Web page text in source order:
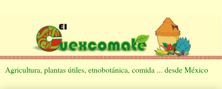
Agricultura, plantas útiles, etnobotánica, comida ... desde México